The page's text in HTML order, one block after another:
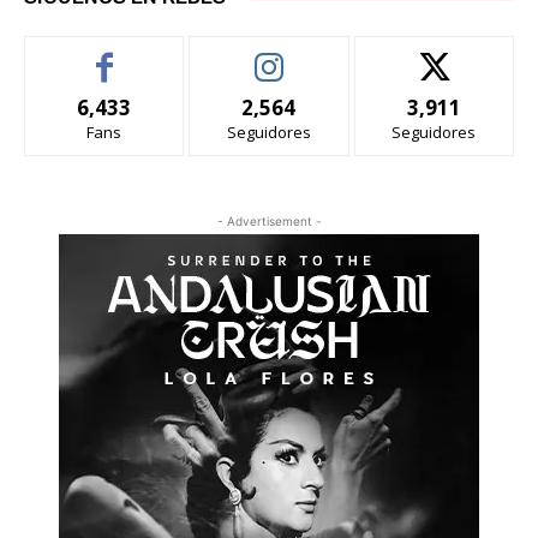
6,433
Fans
2,564
Seguidores
3,911
Seguidores
- Advertisement -